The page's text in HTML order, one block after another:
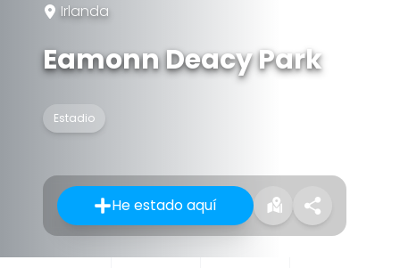
Irlanda
Eamonn Deacy Park
Estadio
He estado aquí